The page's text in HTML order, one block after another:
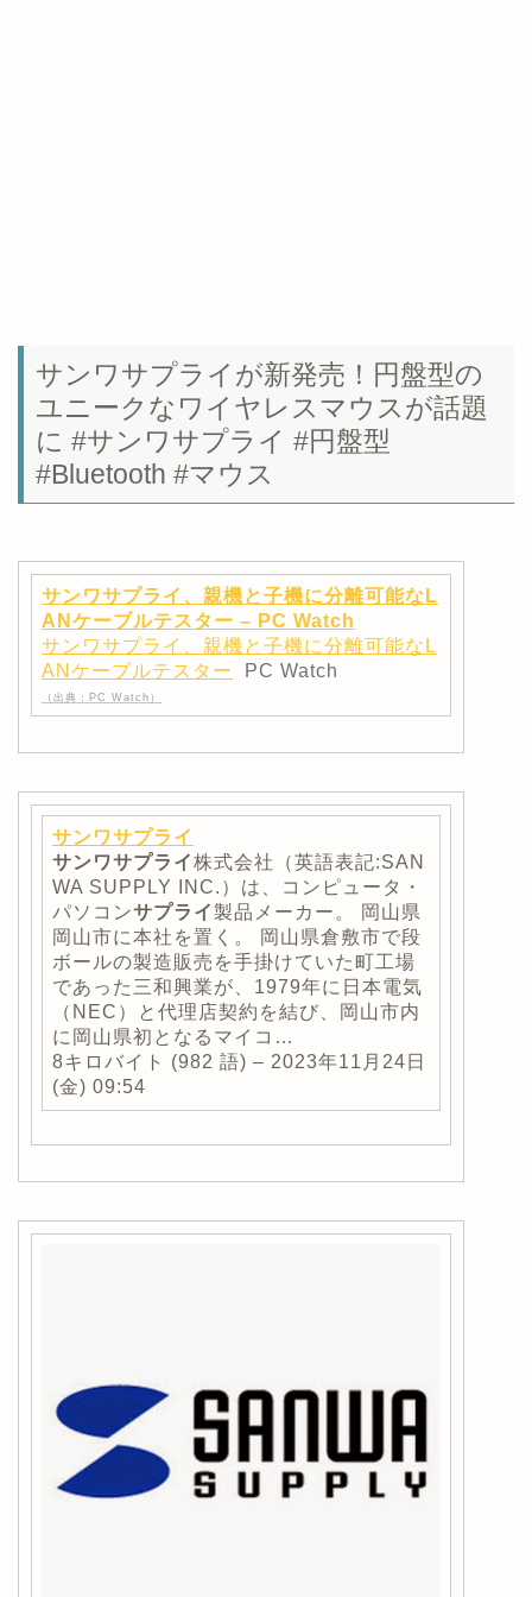
サンワサプライが新発売！円盤型の
ユニークなワイヤレスマウスが話題
に #サンワサプライ #円盤型
#Bluetooth #マウス
サンワサプライ、親機と子機に分離可能なL
ANケーブルテスター – PC Watch
サンワサプライ、親機と子機に分離可能なL
ANケーブルテスター
PC Watch
（出典：PC Watch）
サンワサプライ
サンワサプライ株式会社（英語表記:SAN
WA SUPPLY INC.）は、コンピュータ・
パソコンサプライ製品メーカー。 岡山県
岡山市に本社を置く。 岡山県倉敷市で段
ボールの製造販売を手掛けていた町工場
であった三和興業が、1979年に日本電気
（NEC）と代理店契約を結び、岡山市内
に岡山県初となるマイコ…
8キロバイト (982 語) – 2023年11月24日
(金) 09:54